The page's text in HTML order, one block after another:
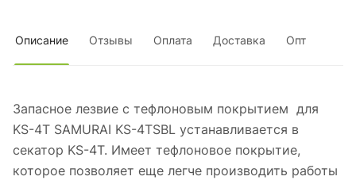
Описание Отзывы Оплата Доставка Опт
Запасное лезвие с тефлоновым покрытием для
KS-4T SAMURAI KS-4TSBL устанавливается в
секатор KS-4T. Имеет тефлоновое покрытие,
которое позволяет еще легче производить работы